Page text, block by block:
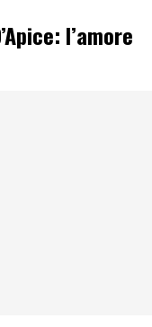
l’amore